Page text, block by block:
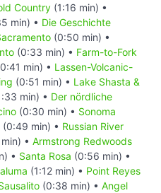
Country (1:16 min) •
min) • Die Geschichte
(0:50 min) •
(0:33 min) • Farm-to-Fork
min) • Lassen-Volcanic-
(0:51 min) • Lake Shasta &
min) • Der nördliche
(0:30 min) • Sonoma
(0:49 min) • Russian River
• Armstrong Redwoods
• Santa Rosa (0:56 min) •
(1:12 min) • Point Reyes
(0:38 min) • Angel